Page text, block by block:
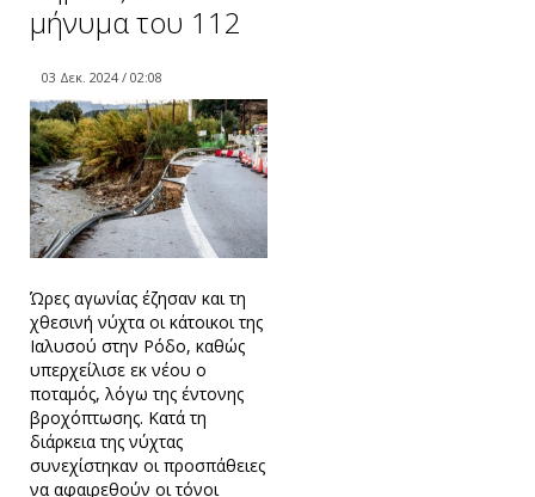
μήνυμα του 112
03 Δεκ. 2024 / 02:08
Ώρες αγωνίας έζησαν και τη
χθεσινή νύχτα οι κάτοικοι της
Ιαλυσού στην Ρόδο, καθώς
υπερχείλισε εκ νέου ο
ποταμός, λόγω της έντονης
βροχόπτωσης. Κατά τη
διάρκεια της νύχτας
συνεχίστηκαν οι προσπάθειες
να αφαιρεθούν οι τόνοι